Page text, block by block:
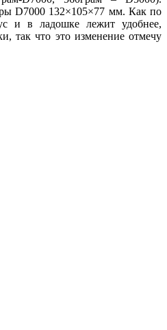
D7000 132×105×77 мм. Как по
и в ладошке лежит удобнее,
так что это изменение отмечу